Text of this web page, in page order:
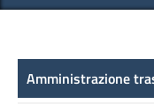
Amministrazione